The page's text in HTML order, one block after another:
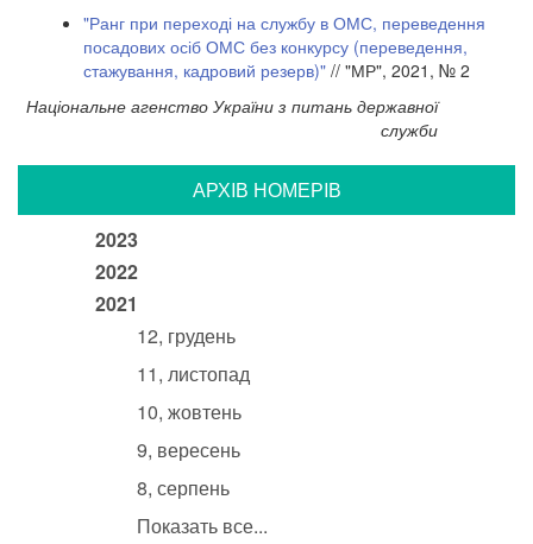
"Ранг при переході на службу в ОМС, переведення
посадових осіб ОМС без конкурсу (переведення,
стажування, кадровий резерв)" // "МР", 2021, № 2
Національне агенство України з питань державної
служби
АРХIВ НОМЕРIВ
2023
2022
2021
12, грудень
11, листопад
10, жовтень
9, вересень
8, серпень
Показать все...